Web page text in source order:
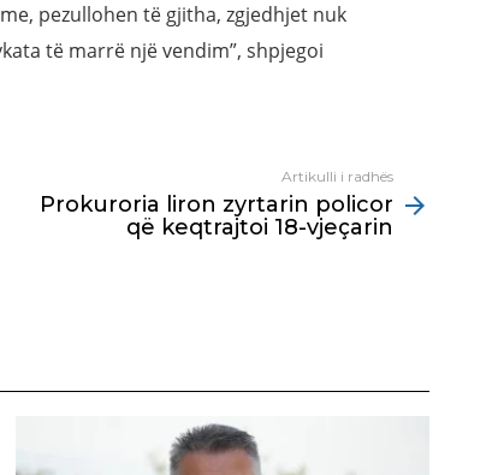
pezullohen të gjitha, zgjedhjet nuk
të marrë një vendim”, shpjegoi
Artikulli i radhës
Prokuroria liron zyrtarin policor
që keqtrajtoi 18-vjeçarin